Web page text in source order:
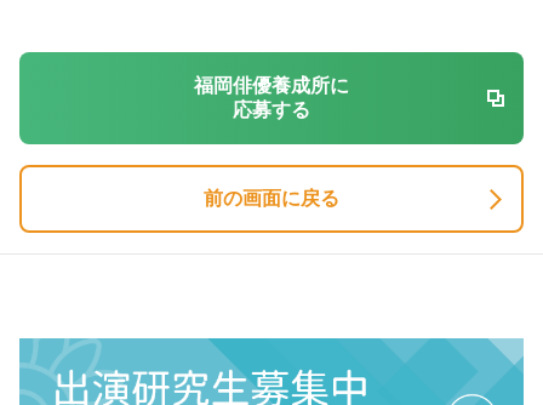
福岡俳優養成所に
応募する
前の画面に戻る